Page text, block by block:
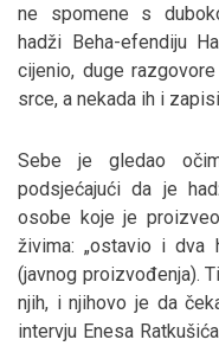
ne spomene s
hadži Beha-efendiju
cijenio, duge
srce, a nekada ih i
Sebe je gledao
podsjećajući da je
osobe koje je
živima: „ostavio i dva
(javnog proizvođenja).
njih, i njihovo je da
intervju Enesa